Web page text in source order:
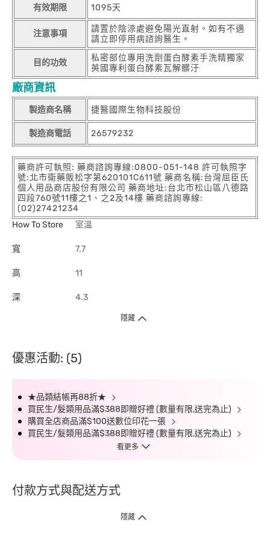
有效期限 1095天
注意事項
請置於陰涼處避免陽光直射。如有不適
請立即停用病諮詢醫生。
目的功效
私密部位專用洗劑蛋白酵素手洗精獨家
英國專利蛋白酵素瓦解髒汙
廠商資訊
製造商名稱 捷醫國際生物科技股份
製造商電話 26579232
藥商許可執照: 藥商諮詢專線:0800-051-148 許可執照字
號:北市衛藥販松字第620101C611號 藥商名稱:台灣屈臣氏
個人用品商店股份有限公司 藥商地址:台北市松山區八德路
四段760號11樓之1、之2及14樓 藥商諮詢專線:
(02)27421234
How To Store
室溫
寬 7.7
高 11
深 4.3
隱藏
優惠活動: (5)
★品類結帳再88折★
買民生/髮類用品滿$388即贈好禮 (數量有限,送完為止)
購買全店商品滿$100送數位印花一張
買民生/髮類用品滿$388即贈好禮 (數量有限,送完為止)
看更多
付款方式與配送方式
隱藏